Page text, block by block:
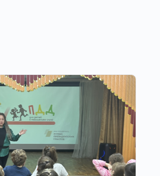
публикации